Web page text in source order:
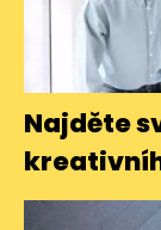
Najděte